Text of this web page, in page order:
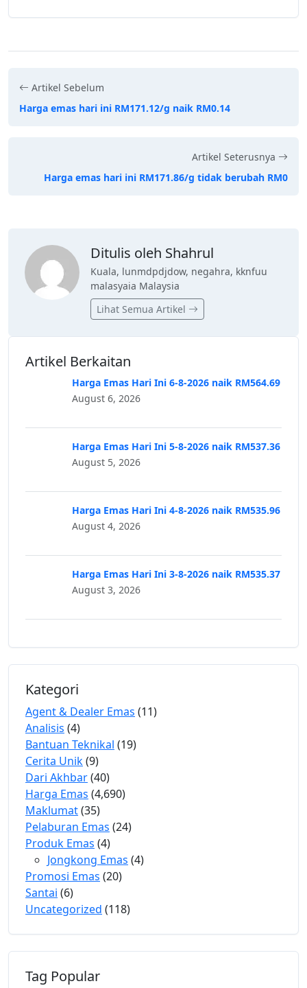
Artikel Sebelum
Harga emas hari ini RM171.12/g naik RM0.14
Artikel Seterusnya
Harga emas hari ini RM171.86/g tidak berubah RM0
Ditulis oleh Shahrul
Kuala, lunmdpdjdow, negahra, kknfuu
malasyaia Malaysia
Lihat Semua Artikel
Artikel Berkaitan
Harga Emas Hari Ini 6-8-2026 naik RM564.69
August 6, 2026
Harga Emas Hari Ini 5-8-2026 naik RM537.36
August 5, 2026
Harga Emas Hari Ini 4-8-2026 naik RM535.96
August 4, 2026
Harga Emas Hari Ini 3-8-2026 naik RM535.37
August 3, 2026
Kategori
Agent & Dealer Emas (11)
Analisis (4)
Bantuan Teknikal (19)
Cerita Unik(9)
Dari Akhbar(40)
Harga Emas (4,690)
Maklumat(35)
Pelaburan Emas (24)
Produk Emas (4)
Jongkong Emas (4)
Promosi Emas (20)
Santai (6)
Uncategorized (118)
Tag Popular